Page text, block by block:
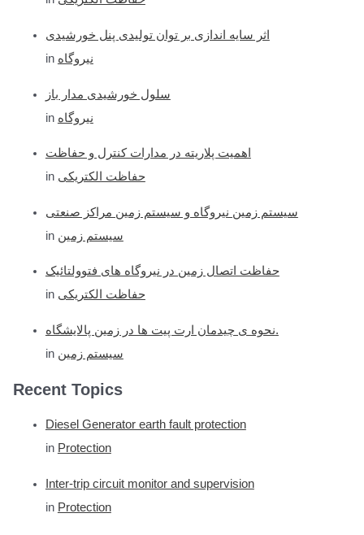
اثر سایه اندازی بر توان تولیدی پنل خورشیدی
in نیروگاه
سلول خورشیدی مدار باز
in نیروگاه
اهمیت پلاریته در مدارات کنترل و حفاظت
in حفاظت الکتریکی
سیستم زمین نیروگاه و سیستم زمین مراکز صنعتی
in سیستم زمین
حفاظت اتصال زمین در نیروگاه های فتوولتائیک
in حفاظت الکتریکی
نحوه ی چیدمان ارت پیت ها در زمین پالایشگاه.
in سیستم زمین
Recent Topics
Diesel Generator earth fault protection
in Protection
Inter-trip circuit monitor and supervision
in Protection